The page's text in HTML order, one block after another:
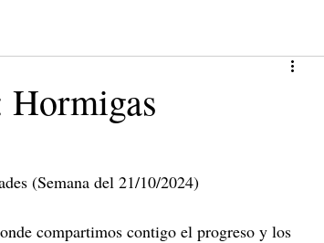
Hormigas
(Semana del 21/10/2024)
compartimos contigo el progreso y los